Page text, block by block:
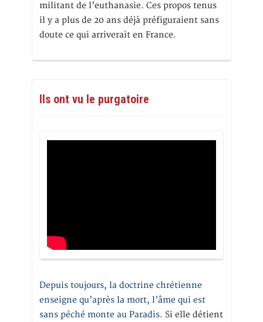
militant de l’euthanasie. Ces propos tenus
il y a plus de 20 ans déjà préfiguraient sans
doute ce qui arriverait en France.
Ils ont vu le purgatoire
Depuis toujours, la doctrine chrétienne
enseigne qu’après la mort, l’âme qui est
sans péché monte au Paradis. Si elle détient